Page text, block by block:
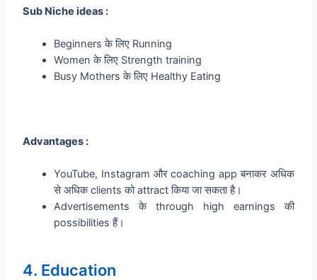
Sub Niche ideas :
Beginners के लिए Running
Women के लिए Strength training
Busy Mothers के लिए Healthy Eating
Advantages :
YouTube, Instagram और coaching app बनाकर अधिक
से अधिक clients को attract किया जा सकता है।
Advertisements के through high earnings की
possibilities हैं।
4. Education